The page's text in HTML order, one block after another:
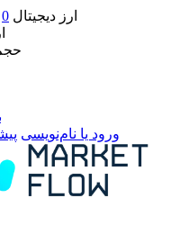
ارز دیجیتال 0
ورود یا نام‌نویسی